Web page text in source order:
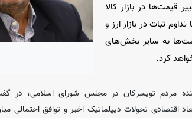
قیمت‌ها در بازار کالا
ثبات در بازار ارز و
به سایر بخش‌های
کرد.
مردم تویسرکان در مجلس شورای اسلامی، در
اقتصادی تحولات دیپلماتیک اخیر و توافق احتمالی